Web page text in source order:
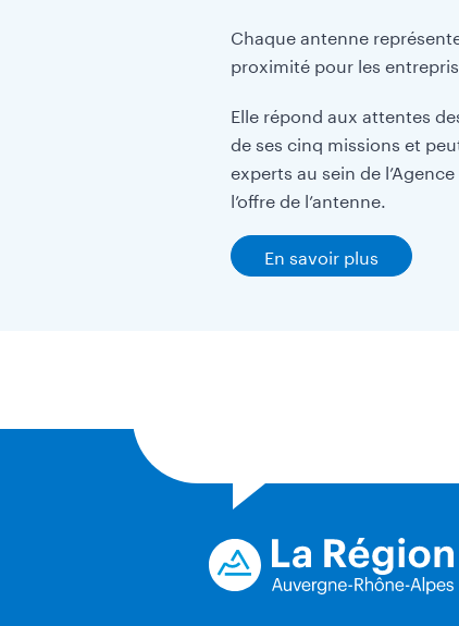
Chaque antenne
proximité pour les
Elle répond aux attentes
de ses cinq missions et
experts au sein de
l’offre de l’antenne.
En savoir plus